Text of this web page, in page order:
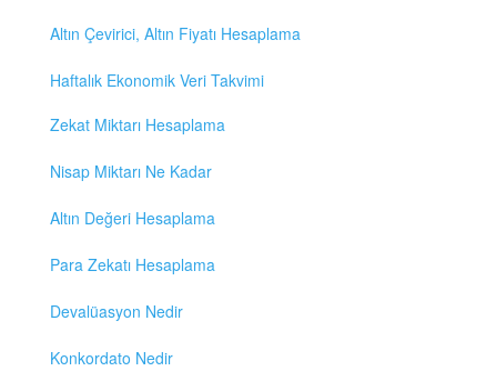
Altın Çevirici, Altın Fiyatı Hesaplama
Haftalık Ekonomik Veri Takvimi
Zekat Miktarı Hesaplama
Nisap Miktarı Ne Kadar
Altın Değeri Hesaplama
Para Zekatı Hesaplama
Devalüasyon Nedir
Konkordato Nedir